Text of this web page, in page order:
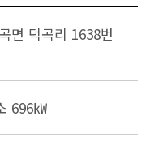
면 덕곡리 1638번
696㎾